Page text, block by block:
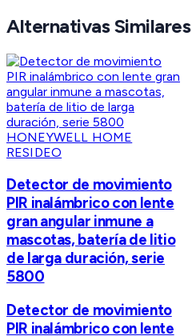
Alternativas Similares
HONEYWELL HOME
RESIDEO
Detector de movimiento
PIR inalámbrico con lente
gran angular inmune a
mascotas, batería de litio
de larga duración, serie
5800
Detector de movimiento
PIR inalámbrico con lente